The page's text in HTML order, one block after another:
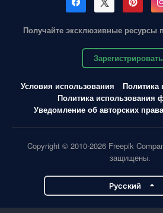
Получайте эксклюзивные ресурсы
Условия использования
Политика
Политика использования
Уведомление об авторских
Copyright © 2010-2026 Freepik
защищены.
Pусский